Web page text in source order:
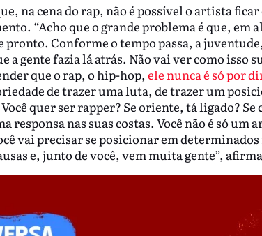
na cena do rap, não é possível o artista
“Acho que o grande problema é que, em
pronto. Conforme o tempo passa, a
a gente fazia lá atrás. Não vai ver como isso
que o rap, o hip-hop, ele nunca é só por
de trazer uma luta, de trazer um
quer ser rapper? Se oriente, tá ligado?
responsa nas suas costas. Você não é só um
vai precisar se posicionar em
e, junto de você, vem muita gente”,